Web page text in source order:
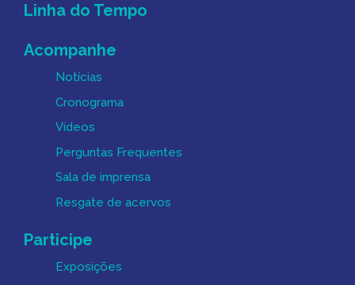
Linha do Tempo
Acompanhe
Notícias
Cronograma
Vídeos
Perguntas Frequentes
Sala de imprensa
Resgate de acervos
Participe
Exposições